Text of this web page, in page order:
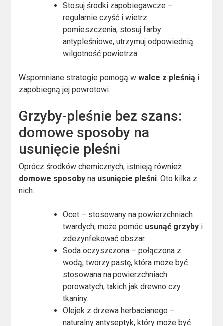
Stosuj środki zapobiegawcze –
regularnie czyść i wietrz
pomieszczenia, stosuj farby
antypleśniowe, utrzymuj odpowiednią
wilgotność powietrza.
Wspomniane strategie pomogą wwalce z pleśnią i
zapobiegną jej powrotowi.
Grzyby-pleśnie bez szans:
domowe sposoby na
usunięcie pleśni
Oprócz środków chemicznych, istnieją również
domowe sposoby na usunięcie pleśni. Oto kilka z
nich:
Ocet – stosowany na powierzchniach
twardych, może pomóc usunąć grzyby i
zdezynfekować obszar.
Soda oczyszczona – połączona z
wodą, tworzy pastę, która może być
stosowana na powierzchniach
porowatych, takich jak drewno czy
tkaniny.
Olejek z drzewa herbacianego –
naturalny antyseptyk, który może być